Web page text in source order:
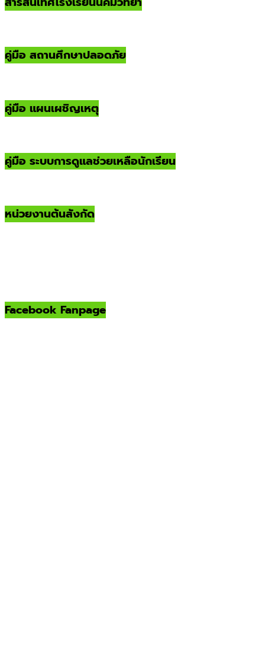
คู่มือ สถานศึกษาปลอดภัย
คู่มือ แผนเผชิญเหตุ
คู่มือ ระบบการดูแลช่วยเหลือนักเรียน
หน่วยงานต้นสังกัด
Facebook Fanpage